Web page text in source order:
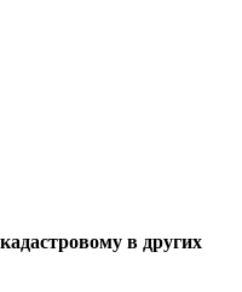
в других